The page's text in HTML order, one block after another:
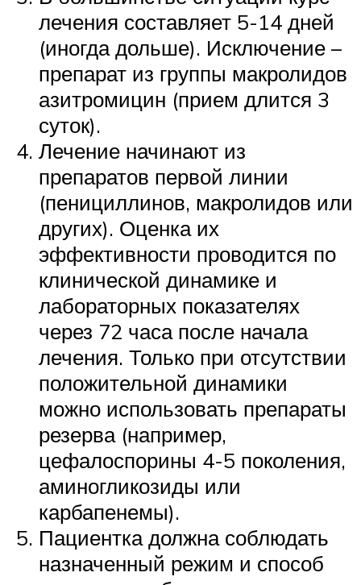
лечения составляет 5-14 дней
(иногда дольше). Исключение –
препарат из группы макролидов
азитромицин (прием длится 3
суток).
Лечение начинают из
препаратов первой линии
(пенициллинов, макролидов или
других). Оценка их
эффективности проводится по
клинической динамике и
лабораторных показателях
через 72 часа после начала
лечения. Только при отсутствии
положительной динамики
можно использовать препараты
резерва (например,
цефалоспорины 4-5 поколения,
аминогликозиды или
карбапенемы).
Пациентка должна соблюдать
назначенный режим и способ